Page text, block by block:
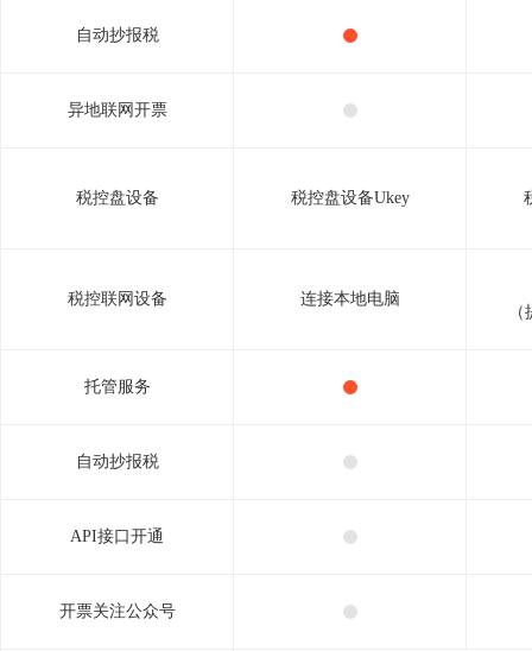
自动抄报税
异地联网开票
税控盘设备 税控盘设备Ukey
税控联网设备 连接本地电脑
托管服务
自动抄报税
API接口开通
开票关注公众号